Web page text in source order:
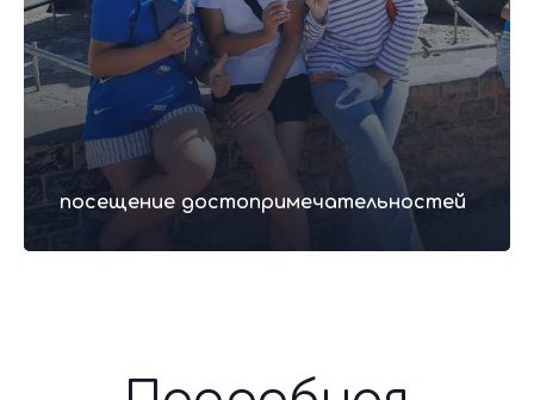
посещение достопримечательностей
Отзывы гостей
о туре